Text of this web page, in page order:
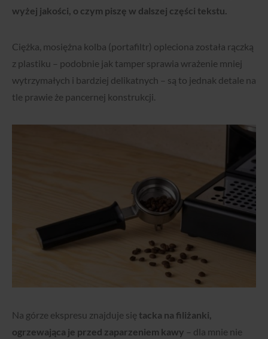
wyżej jakości, o czym piszę w dalszej części tekstu.
Ciężka, mosiężna kolba (portafiltr) opleciona została rączką
z plastiku – podobnie jak tamper sprawia wrażenie mniej
wytrzymałych i bardziej delikatnych – są to jednak detale na
tle prawie że pancernej konstrukcji.
Na górze ekspresu znajduje się tacka na filiżanki,
ogrzewająca je przed zaparzeniem kawy – dla mnie nie